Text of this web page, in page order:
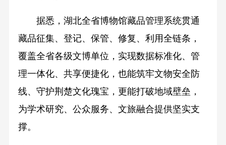
据悉，湖北全省博物馆藏品管理系统贯通
藏品征集、登记、保管、修复、利用全链条，
覆盖全省各级文博单位，实现数据标准化、管
理一体化、共享便捷化，也能筑牢文物安全防
线、守护荆楚文化瑰宝，更能打破地域壁垒，
为学术研究、公众服务、文旅融合提供坚实支
撑。